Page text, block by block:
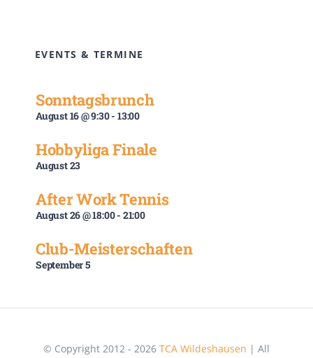
EVENTS & TERMINE
Sonntagsbrunch
August 16 @ 9:30- 13:00
Hobbyliga Finale
August 23
After Work Tennis
August 26 @ 18:00- 21:00
Club-Meisterschaften
September 5
© Copyright 2012 - 2026 TCA Wildeshausen | All